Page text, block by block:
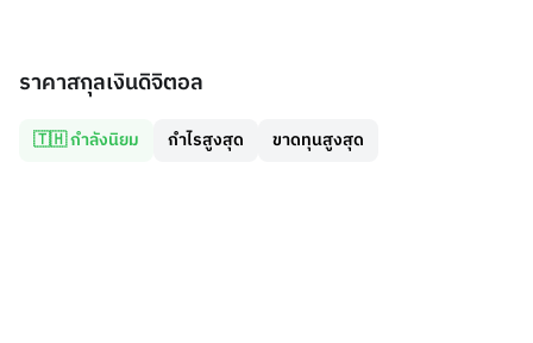
ราคาสกุลเงินดิจิตอล
🇹🇭 กำลังนิยม กำไรสูงสุด ขาดทุนสูงสุด